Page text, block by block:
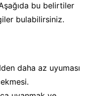
bu belirtiler
bulabilirsiniz.
daha az uyuması